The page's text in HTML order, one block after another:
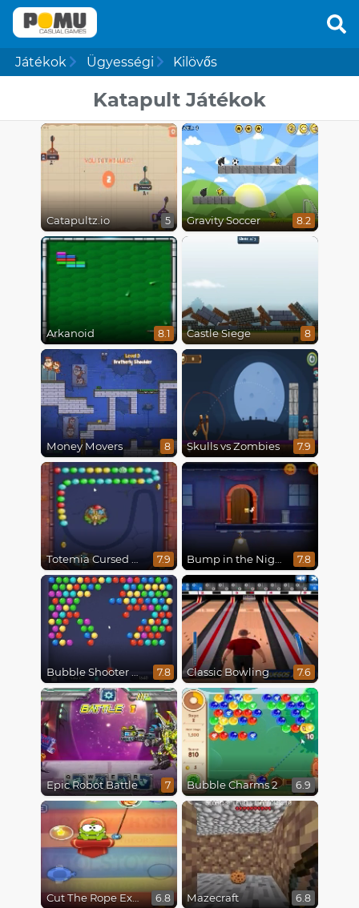
Játékok Ügyességi Kilövős
Katapult Játékok
Catapultz.io 5 Gravity Soccer 8.2
Arkanoid 8.1 Castle Siege 8
Money Movers 8 Skulls vs Zombies 7.9
Totemia Cursed Marbles 7.9 Bump in the Night 7.8
Bubble Shooter HD 7.8 Classic Bowling 7.6
Epic Robot Battle 7 Bubble Charms 2 6.9
Cut The Rope Experiments 6.8 Mazecraft 6.8